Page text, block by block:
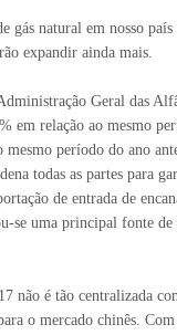
gás natural em nosso
expandir ainda mais.
Geral das
em relação ao mesmo
mesmo período do ano
todas as partes para
de entrada de
se uma principal fonte
não é tão centralizada
o mercado chinês.